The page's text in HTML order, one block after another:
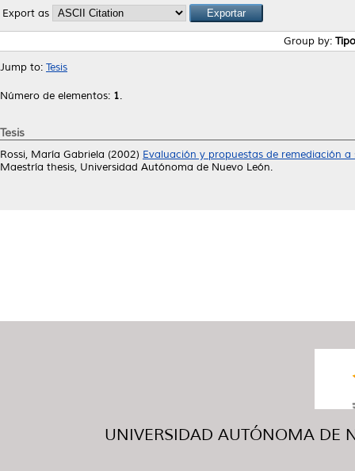
Export as
Group by:
Jump to: Tesis
Número de elementos: 1.
Tesis
Rossi, María Gabriela (2002) Evaluación y propuestas de remediación
Maestría thesis, Universidad Autónoma de Nuevo León.
UNIVERSIDAD AUTÓNOMA DE